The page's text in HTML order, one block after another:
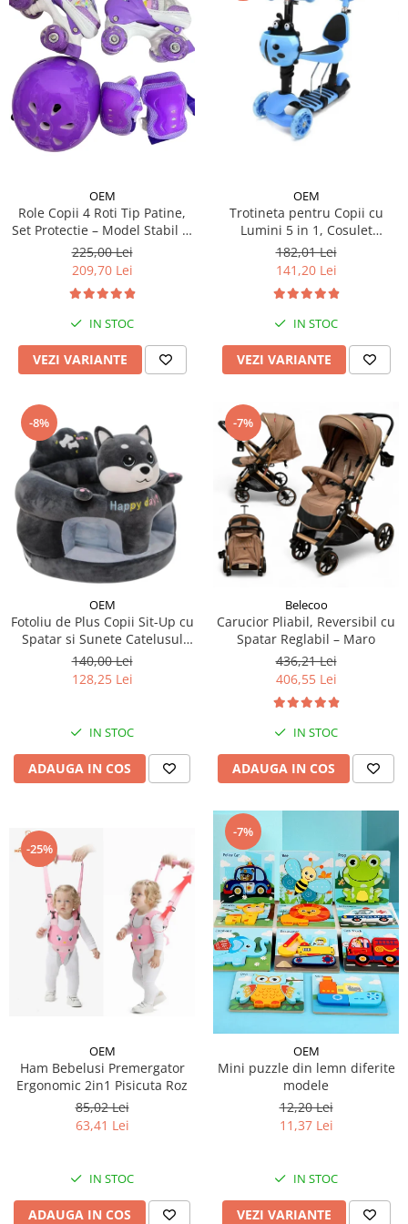
OEM
Role Copii 4 Roti Tip Patine,
Set Protectie – Model Stabil si
Reglabil - Mov
225,00 Lei
209,70 Lei
IN STOC
VEZI VARIANTE
OEM
Trotineta pentru Copii cu
Lumini 5 in 1, Cosulet
Buburuza, Maner de Impins
fara Pedale
182,01 Lei
141,20 Lei
IN STOC
VEZI VARIANTE
-8%
OEM
Fotoliu de Plus Copii Sit-Up cu
Spatar si Sunete Catelusul
Woofy
140,00 Lei
128,25 Lei
IN STOC
ADAUGA IN COS
-7%
Belecoo
Carucior Pliabil, Reversibil cu
Spatar Reglabil – Maro
436,21 Lei
406,55 Lei
IN STOC
ADAUGA IN COS
-25%
OEM
Ham Bebelusi Premergator
Ergonomic 2in1 Pisicuta Roz
85,02 Lei
63,41 Lei
IN STOC
ADAUGA IN COS
-7%
OEM
Mini puzzle din lemn diferite
modele
12,20 Lei
11,37 Lei
IN STOC
VEZI VARIANTE